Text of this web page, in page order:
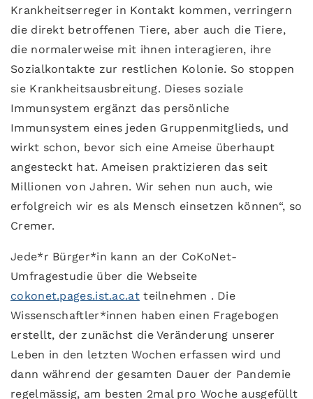
Krankheitserreger in Kontakt kommen, verringern
die direkt betroffenen Tiere, aber auch die Tiere,
die normalerweise mit ihnen interagieren, ihre
Sozialkontakte zur restlichen Kolonie. So stoppen
sie Krankheitsausbreitung. Dieses soziale
Immunsystem ergänzt das persönliche
Immunsystem eines jeden Gruppenmitglieds, und
wirkt schon, bevor sich eine Ameise überhaupt
angesteckt hat. Ameisen praktizieren das seit
Millionen von Jahren. Wir sehen nun auch, wie
erfolgreich wir es als Mensch einsetzen können“, so
Cremer.
Jede*r Bürger*in kann an der CoKoNet-
Umfragestudie über die Webseite
cokonet.pages.ist.ac.atteilnehmen . Die
Wissenschaftler*innen haben einen Fragebogen
erstellt, der zunächst die Veränderung unserer
Leben in den letzten Wochen erfassen wird und
dann während der gesamten Dauer der Pandemie
regelmässig, am besten 2mal pro Woche ausgefüllt